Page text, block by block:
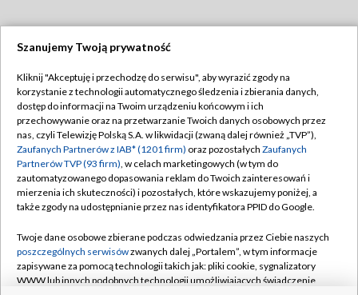
TVP
Abonament TVP
Emisja w TVP
Centrum informacji TVP
Naziemna Telewizja Cyfrowa
Rada Programowa
System NOS
Regulamin TVP
Polityka prywatności
Moje zgody
Pomoc
Kontakt
Szanujemy Twoją prywatność
Kliknij "Akceptuję i przechodzę do serwisu", aby wyrazić zgody na
korzystanie z technologii automatycznego śledzenia i zbierania danych,
dostęp do informacji na Twoim urządzeniu końcowym i ich
przechowywanie oraz na przetwarzanie Twoich danych osobowych przez
nas, czyli Telewizję Polską S.A. w likwidacji (zwaną dalej również „TVP”),
Zaufanych Partnerów z IAB* (1201 firm) oraz pozostałych Zaufanych
Partnerów TVP (93 firm), w celach marketingowych (w tym do
zautomatyzowanego dopasowania reklam do Twoich zainteresowań i
mierzenia ich skuteczności) i pozostałych, które wskazujemy poniżej, a
także zgody na udostępnianie przez nas identyfikatora PPID do Google.
Twoje dane osobowe zbierane podczas odwiedzania przez Ciebie naszych
poszczególnych serwisówzwanych dalej „Portalem”, w tym informacje
zapisywane za pomocą technologii takich jak: pliki cookie, sygnalizatory
WWW lub innych podobnych technologii umożliwiających świadczenie